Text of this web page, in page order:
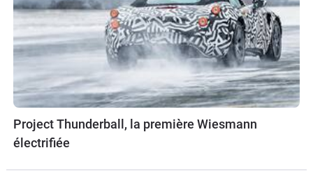
Project Thunderball, la première Wiesmann
électrifiée